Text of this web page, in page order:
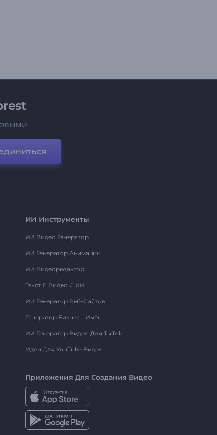
ИИ Инструменты
ИИ Видео Генератор
ИИ Генератор Анимации
ИИ Видеоредактор
Текст В Видео С ИИ
ИИ Генератор Веб-Сайтов
Генератор Бизнес - Имён
ИИ Генератор Видео Для TikTok
Идеи Для YouTube Видео
Приложения Для Создания Видео